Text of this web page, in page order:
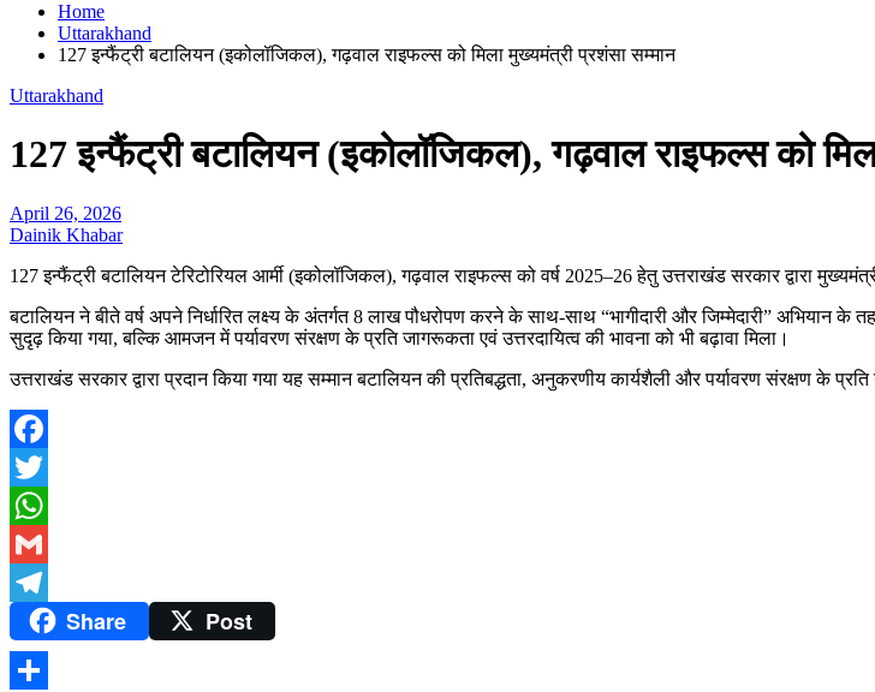
Home
Uttarakhand
127 इन्फैंट्री बटालियन (इकोलॉजिकल), गढ़वाल राइफल्स को मिला मुख्यमंत्री प्रशंसा सम्मान
Uttarakhand
127 इन्फैंट्री बटालियन (इकोलॉजिकल), गढ़वाल राइफल्स को
April 26, 2026
Dainik Khabar
127 इन्फैंट्री बटालियन टेरिटोरियल आर्मी (इकोलॉजिकल), गढ़वाल राइफल्स को वर्ष 2025–26 हेतु उत्तराखंड सरकार द्वारा
बटालियन ने बीते वर्ष अपने निर्धारित लक्ष्य के अंतर्गत 8 लाख पौधरोपण करने के साथ-साथ “भागीदारी और जिम्मेदारी”
सुदृढ़ किया गया, बल्कि आमजन में पर्यावरण संरक्षण के प्रति जागरूकता एवं उत्तरदायित्व की भावना को भी बढ़ावा मिला।
उत्तराखंड सरकार द्वारा प्रदान किया गया यह सम्मान बटालियन की प्रतिबद्धता, अनुकरणीय कार्यशैली और पर्यावरण संरक्षण के
Facebook
Twitter
WhatsApp
Gmail
TelegramShare Post